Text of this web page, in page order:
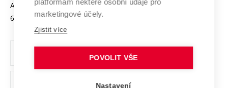
Projekty ze strukturálních fondů
Specifický výzkum
Organizační struktura
Ochrana osobních údajů
Antonínská 548/1
602 00 Brno
www.vut.cz
vut@vutbr.cz
platformám některé osobní údaje pro
marketingové účely.
Zjistit více
POVOLIT VŠE
Nastavení